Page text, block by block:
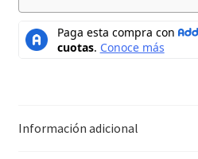
Información adicional